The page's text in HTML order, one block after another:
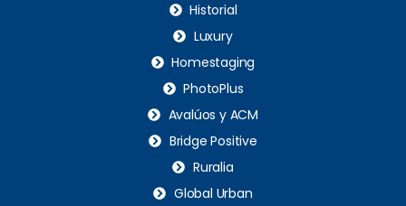
Historial
Luxury
Homestaging
PhotoPlus
Avalúos y ACM
Bridge Positive
Ruralia
Global Urban